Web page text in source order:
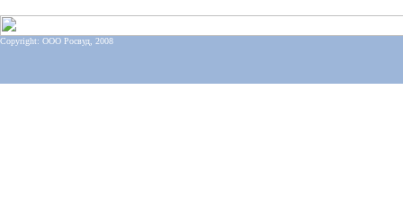
Copyright: ООО Росвуд, 2008